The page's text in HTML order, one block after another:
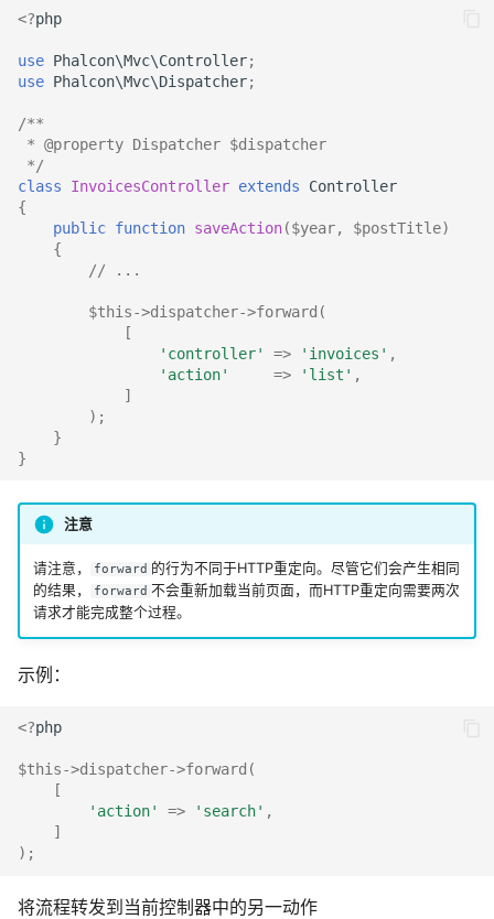
<?php
use Phalcon\Mvc\Controller;
use Phalcon\Mvc\Dispatcher;
/**
* @property Dispatcher $dispatcher
*/
class
InvoicesController extends
Controller
{
public function saveAction($year, $postTitle)
{
// ...
$this->dispatcher->forward (
[
'controller'
=> 'invoices' ,
'action'
=> 'list' ,
]
);
}
}
注意
请注意， forward 的行为不同于HTTP重定向。尽管它们会产生相同
的结果，
forward 不会重新加载当前页面，而HTTP重定向需要两次
请求才能完成整个过程。
示例：
<?php
$this->dispatcher->forward (
[
'action'
=> 'search' ,
]
);
将流程转发到当前控制器中的另一动作